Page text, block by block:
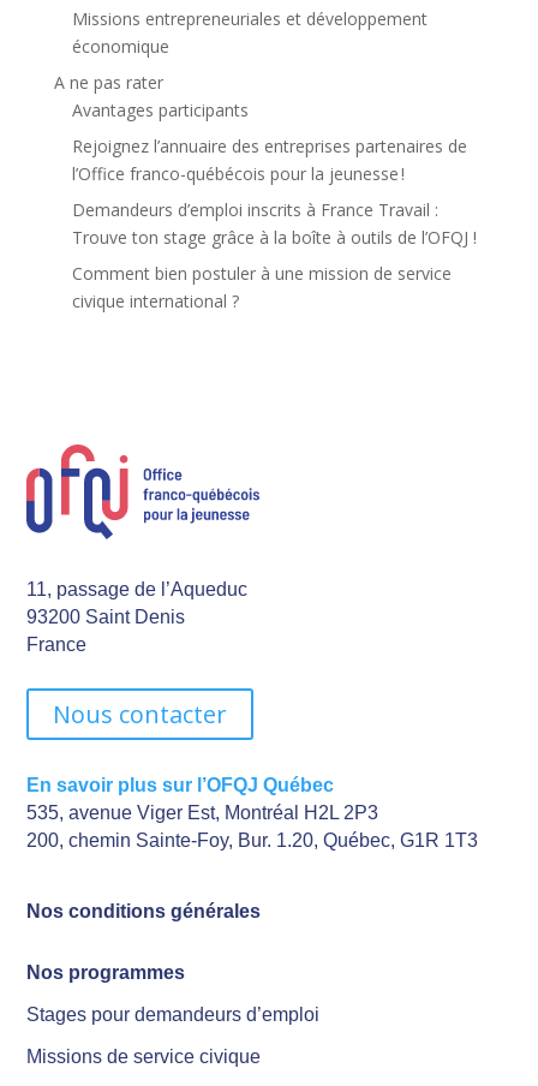
Missions entrepreneuriales et développement
économique
A ne pas rater
Avantages participants
Rejoignez l’annuaire des entreprises partenaires de
l’Office franco-québécois pour la jeunesse !
Demandeurs d’emploi inscrits à France Travail :
Trouve ton stage grâce à la boîte à outils de l’OFQJ !
Comment bien postuler à une mission de service
civique international ?
11, passage de l’Aqueduc
93200 Saint Denis
France
Nous contacter
En savoir plus sur l’OFQJ Québec
535, avenue Viger Est, Montréal H2L 2P3
200, chemin Sainte-Foy, Bur. 1.20, Québec, G1R 1T3
Nos conditions générales
Nos programmes
Stages pour demandeurs d’emploi
Missions de service civique